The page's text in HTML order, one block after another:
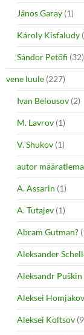
János Garay (1)
Károly Kisfaludy
Sándor Petőfi (32)
vene luule (227)
Ivan Belousov (2)
M. Lavrov (1)
V. Shukov (1)
autor
A. Assarin (1)
A. Tutajev (1)
Abram Gutman?
Aleksander
Aleksandr Puškin
Aleksei Homjakov
Aleksei Koltsov